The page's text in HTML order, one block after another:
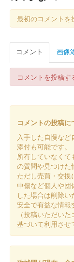
販売終了
2024年12月21、22
熊本城 御
販売終了
熊本城 御
販売終了
今年の「秋のくま
のひとつでもある
しい熊本城を演出
熊本城 御
二弾
販売終了
最初のコメントを
コメント 画像
コメントを投稿す
コメントの投稿に
入手した自慢な
添付も可能です。
所有していなく
の質問や見つけた
ただし売買・交
中傷など個人や団
した場合は削除い
安全で有益な情報
（投稿いただい
基づいて利用させ